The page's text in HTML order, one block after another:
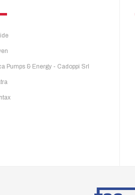
Pumps & Energy - Cadoppi Srl